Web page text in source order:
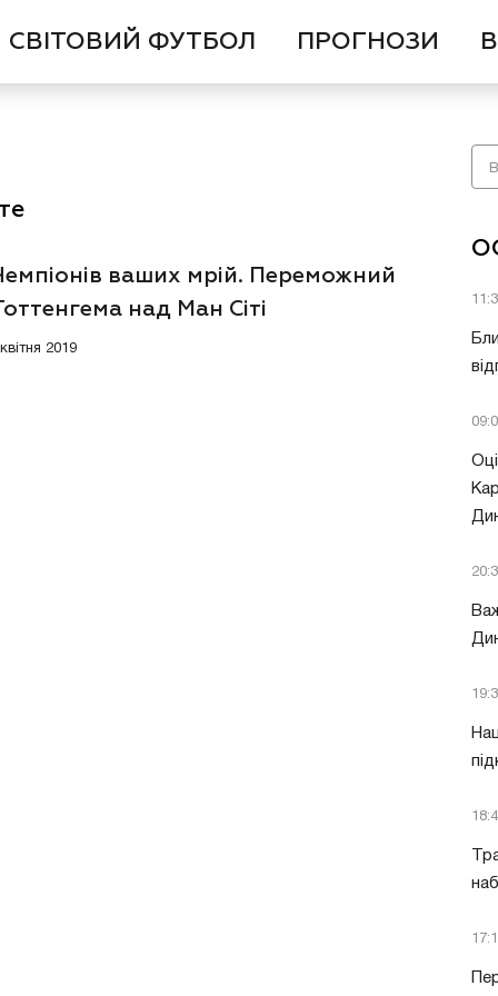
СВІТОВИЙ ФУТБОЛ ПРОГНОЗИ
ваших мрій. Переможний
над Ман Сіті
2019